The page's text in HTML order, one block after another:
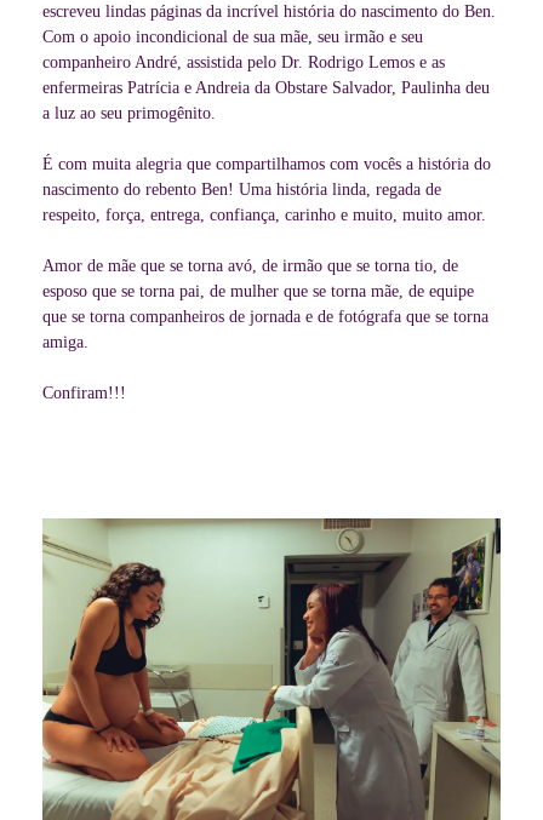
escreveu lindas páginas da incrível história do nascimento do Ben.
Com o apoio incondicional de sua mãe, seu irmão e seu
companheiro André, assistida pelo Dr. Rodrigo Lemos e as
enfermeiras Patrícia e Andreia da Obstare Salvador, Paulinha deu
a luz ao seu primogênito.
É com muita alegria que compartilhamos com vocês a história do
nascimento do rebento Ben! Uma história linda, regada de
respeito, força, entrega, confiança, carinho e muito, muito amor.
Amor de mãe que se torna avó, de irmão que se torna tio, de
esposo que se torna pai, de mulher que se torna mãe, de equipe
que se torna companheiros de jornada e de fotógrafa que se torna
amiga.
Confiram!!!